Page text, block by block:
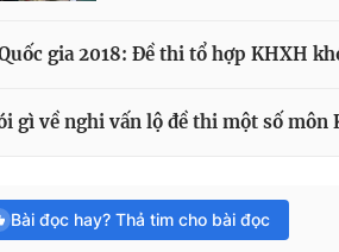
gia 2018: Đề thi tổ hợp KHXH
gì về nghi vấn lộ đề thi một số môn
Bài đọc hay? Thả tim cho bài đọc